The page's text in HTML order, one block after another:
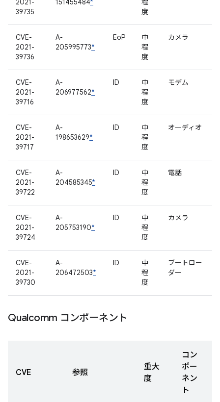
2021-
39735
151455484*
程
度
CVE-
2021-
39736
A-
205995773*
EoP
中
程
度
カメラ
CVE-
2021-
39716
A-
206977562*
ID
中
程
度
モデム
CVE-
2021-
39717
A-
198653629*
ID
中
程
度
オーディオ
CVE-
2021-
39722
A-
204585345*
ID
中
程
度
電話
CVE-
2021-
39724
A-
205753190*
ID
中
程
度
カメラ
CVE-
2021-
39730
A-
206472503*
ID
中
程
度
ブートロー
ダー
Qualcomm コンポーネント
CVE 参照
重大
度
コン
ポー
ネン
ト